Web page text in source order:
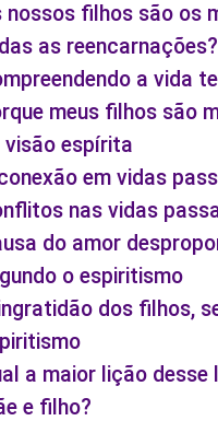
nossos filhos são os
as reencarnações?
a vida
meus filhos são
visão espírita
em vidas
nas vidas
do amor
o espiritismo
dos filhos,
a maior lição desse
e filho?